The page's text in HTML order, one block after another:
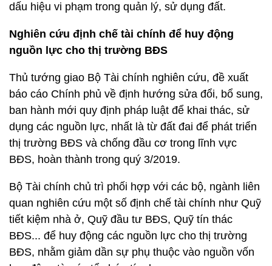
dấu hiệu vi phạm trong quản lý, sử dụng đất.
Nghiên cứu định chế tài chính để huy động
nguồn lực cho thị trường BĐS
Thủ tướng giao Bộ Tài chính nghiên cứu, đề xuất
báo cáo Chính phủ về định hướng sửa đổi, bổ sung,
ban hành mới quy định pháp luật để khai thác, sử
dụng các nguồn lực, nhất là từ đất đai để phát triển
thị trường BĐS và chống đầu cơ trong lĩnh vực
BĐS, hoàn thành trong quý 3/2019.
Bộ Tài chính chủ trì phối hợp với các bộ, ngành liên
quan nghiên cứu một số định chế tài chính như Quỹ
tiết kiệm nhà ở, Quỹ đầu tư BĐS, Quỹ tín thác
BĐS... để huy động các nguồn lực cho thị trường
BĐS, nhằm giảm dần sự phụ thuộc vào nguồn vốn